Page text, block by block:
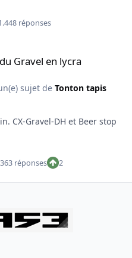
réponses
Gravel en lycra
sujet de Tonton tapis
CX-Gravel-DH et Beer stop
réponses 2